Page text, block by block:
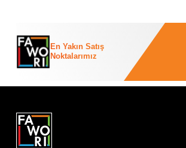
En Yakın Satış
Noktalarımız